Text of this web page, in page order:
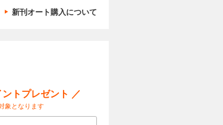
新刊オート購入について
トプレゼント ／
象となります